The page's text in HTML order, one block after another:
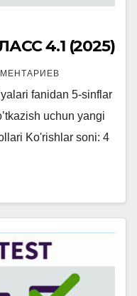
4.1 (2025)
fanidan 5-sinflar
uchun yangi
Ko'rishlar soni: 4